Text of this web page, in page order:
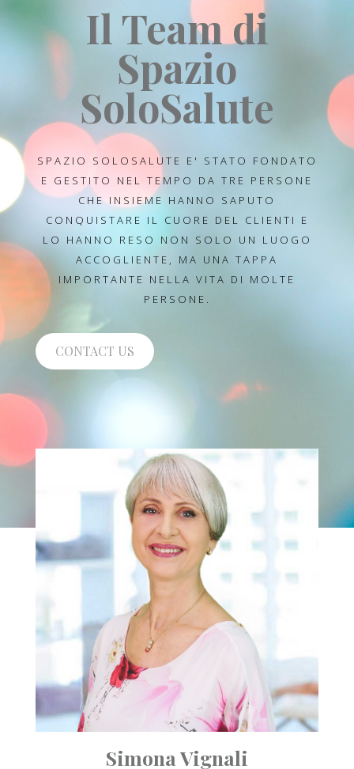
Il Team di
Spazio
SoloSalute
SPAZIO SOLOSALUTE E' STATO FONDATO
E GESTITO NEL TEMPO DA TRE PERSONE
CHE INSIEME HANNO SAPUTO
CONQUISTARE IL CUORE DEL CLIENTI E
LO HANNO RESO NON SOLO UN LUOGO
ACCOGLIENTE, MA UNA TAPPA
IMPORTANTE NELLA VITA DI MOLTE
PERSONE.
CONTACT US
Simona Vignali